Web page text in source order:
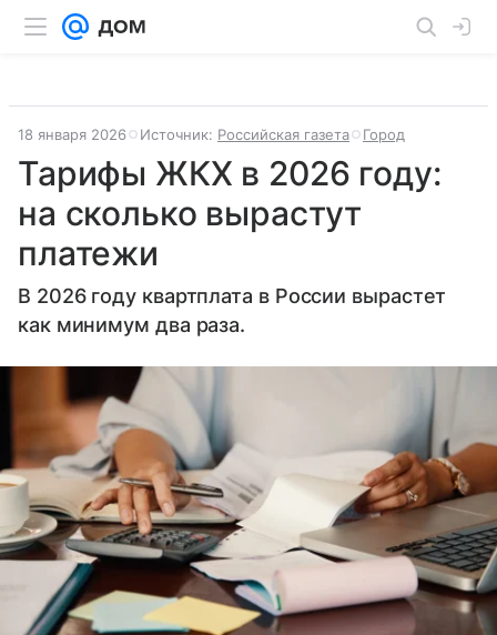
18 января 2026 Источник: Российская газета Город
Тарифы ЖКХ в 2026 году:
на сколько вырастут
платежи
В 2026 году квартплата в России вырастет
как минимум два раза.